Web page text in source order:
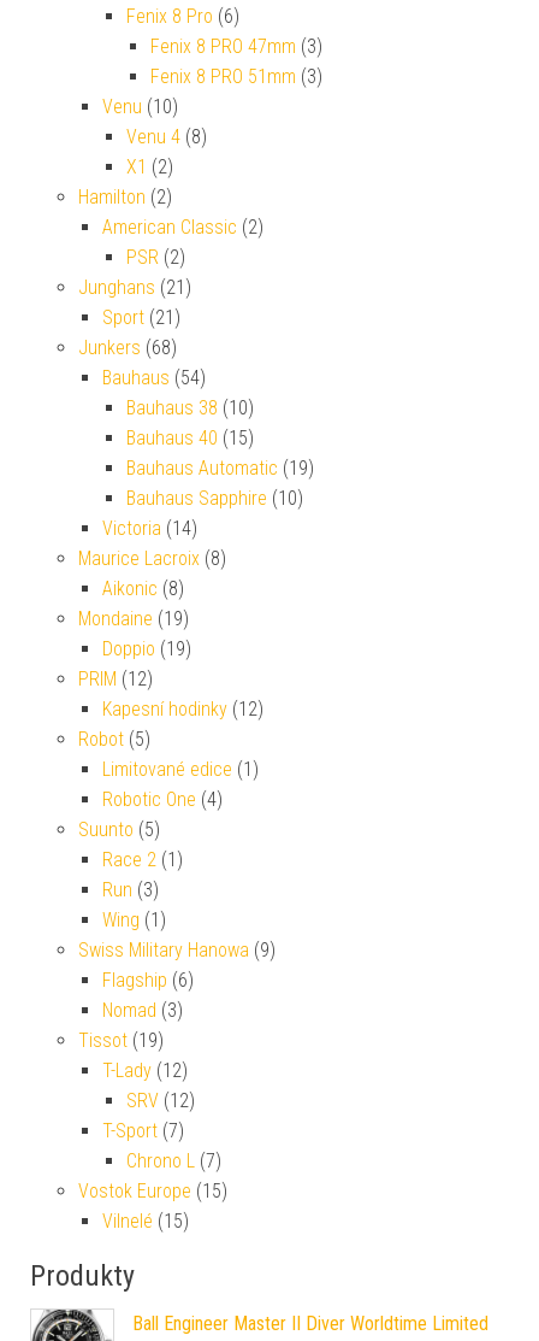
Fenix 8 Pro (6)
Fenix 8 PRO 47mm (3)
Fenix 8 PRO 51mm (3)
Venu (10)
Venu 4 (8)
X1 (2)
Hamilton (2)
American Classic (2)
PSR (2)
Junghans (21)
Sport (21)
Junkers (68)
Bauhaus (54)
Bauhaus 38 (10)
Bauhaus 40 (15)
Bauhaus Automatic (19)
Bauhaus Sapphire (10)
Victoria (14)
Maurice Lacroix (8)
Aikonic (8)
Mondaine (19)
Doppio (19)
PRIM (12)
Kapesní hodinky (12)
Robot (5)
Limitované edice (1)
Robotic One (4)
Suunto (5)
Race 2 (1)
Run (3)
Wing (1)
Swiss Military Hanowa (9)
Flagship (6)
Nomad (3)
Tissot (19)
T-Lady (12)
SRV (12)
T-Sport (7)
Chrono L (7)
Vostok Europe (15)
Vilnelé (15)
Produkty
Ball Engineer Master II Diver Worldtime Limited